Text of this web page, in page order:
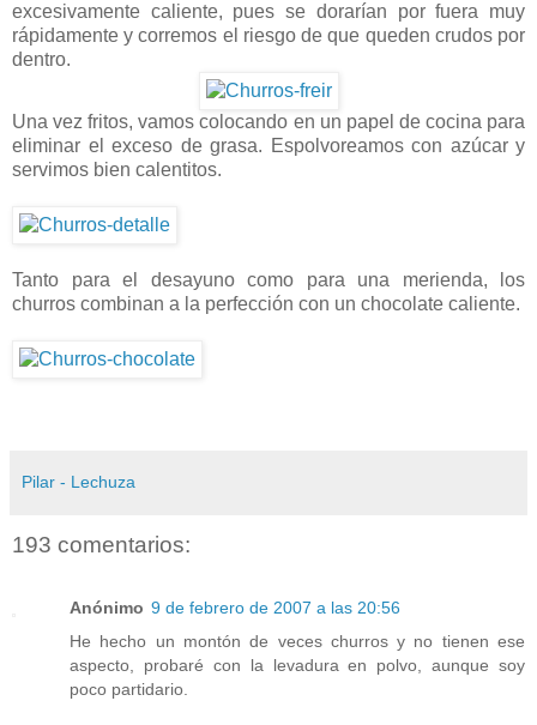
excesivamente caliente, pues se dorarían por fuera muy
rápidamente y corremos el riesgo de que queden crudos por
dentro.
Una vez fritos, vamos colocando en un papel de cocina para
eliminar el exceso de grasa. Espolvoreamos con azúcar y
servimos bien calentitos.
Tanto para el desayuno como para una merienda, los
churros combinan a la perfección con un chocolate caliente.
Pilar - Lechuza
193 comentarios:
Anónimo 9 de febrero de 2007 a las 20:56
He hecho un montón de veces churros y no tienen ese
aspecto, probaré con la levadura en polvo, aunque soy
poco partidario.